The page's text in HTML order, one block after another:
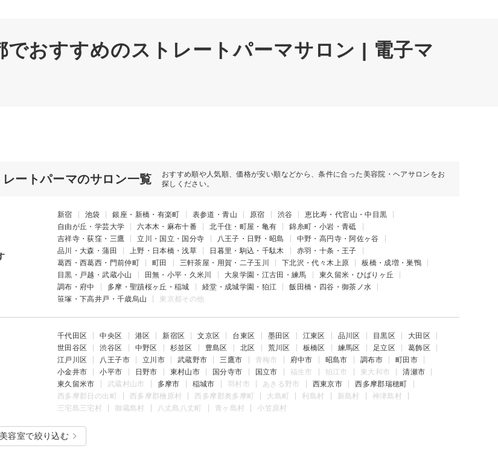
でおすすめのストレートパーマサロン | 電子マ
ートパーマのサロン一覧
おすすめ順や人気順、価格が安い順などから、条件に合った美容院・ヘアサロンをお
探しください。
新宿 池袋 銀座・新橋・有楽町 表参道・青山 原宿 渋谷
恵比寿・代官山・中目黒
自由が丘・学芸大学
六本木・麻布十番 北千住・町屋・亀有
錦糸町・小岩・青砥
吉祥寺・荻窪・三鷹
立川・国立・国分寺 八王子・日野・昭島
中野・高円寺・阿佐ヶ谷
品川・大森・蒲田
上野・日本橋・浅草 日暮里・駒込・千駄木
赤羽・十条・王子
葛西・西葛西・門前仲町
町田 三軒茶屋・用賀・二子玉川 下北沢・代々木上原
板橋・成増・巣鴨
目黒・戸越・武蔵小山
田無・小平・久米川 大泉学園・江古田・練馬
東久留米・ひばりヶ丘
調布・府中
多摩・聖蹟桜ヶ丘・稲城 経堂・成城学園・狛江
飯田橋・四谷・御茶ノ水
笹塚・下高井戸・千歳烏山
東京都その他
千代田区 中央区 港区 新宿区 文京区 台東区 墨田区 江東区 品川区 目黒区
大田区
世田谷区
渋谷区 中野区 杉並区 豊島区 北区 荒川区 板橋区 練馬区 足立区
葛飾区
江戸川区
八王子市 立川市 武蔵野市 三鷹市 青梅市 府中市 昭島市 調布市
町田市
小金井市
小平市 日野市 東村山市 国分寺市 国立市 福生市 狛江市 東大和市
清瀬市
東久留米市
武蔵村山市 多摩市 稲城市 羽村市 あきる野市 西東京市
西多摩郡瑞穂町
西多摩郡日の出町
西多摩郡檜原村 西多摩郡奥多摩町 大島町 利島村 新島村
神津島村
三宅島三宅村
御蔵島村 八丈島八丈町 青ヶ島村 小笠原村
容室で絞り込む